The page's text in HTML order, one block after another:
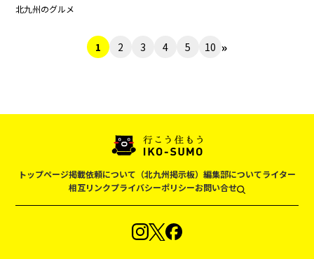
北九州のグルメ
1 2 3 4 5 10 »
トップページ掲載依頼について（北九州掲示板） 編集部についてライター
相互リンクプライバシーポリシーお問い合せ